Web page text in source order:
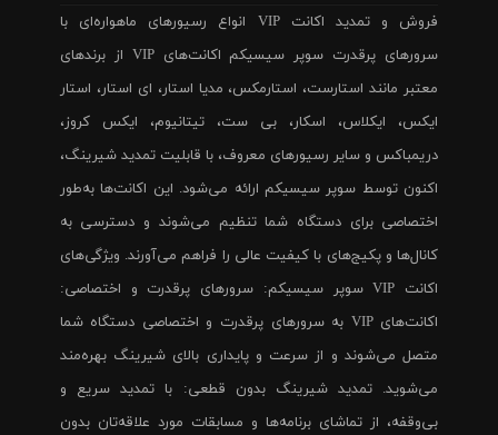
فروش و تمدید اکانت VIP انواع رسیورهای ماهواره‌ای با
سرورهای پرقدرت سوپر سیسیکم اکانت‌های VIP از برندهای
معتبر مانند استارست، استارمکس، مدیا استار، ای استار، استار
ایکس، ایکلاس، اسکار، بی ست، تیتانیوم، ایکس کروز،
دریمباکس و سایر رسیورهای معروف، با قابلیت تمدید شیرینگ،
اکنون توسط سوپر سیسیکم ارائه می‌شود. این اکانت‌ها به‌طور
اختصاصی برای دستگاه شما تنظیم می‌شوند و دسترسی به
کانال‌ها و پکیج‌های با کیفیت عالی را فراهم می‌آورند. ویژگی‌های
اکانت VIP سوپر سیسیکم: سرورهای پرقدرت و اختصاصی:
اکانت‌های VIP به سرورهای پرقدرت و اختصاصی دستگاه شما
متصل می‌شوند و از سرعت و پایداری بالای شیرینگ بهره‌مند
می‌شوید. تمدید شیرینگ بدون قطعی: با تمدید سریع و
بی‌وقفه، از تماشای برنامه‌ها و مسابقات مورد علاقه‌تان بدون